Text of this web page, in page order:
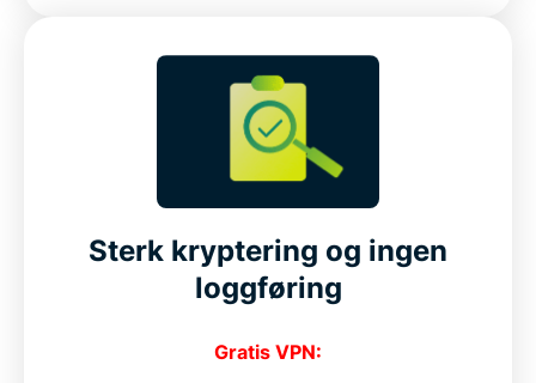
Sterk kryptering og ingen
loggføring
Gratis VPN: